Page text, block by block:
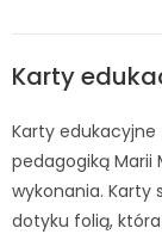
Karty
Karty edukacyjne
pedagogiką Marii
wykonania. Karty
dotyku folią,